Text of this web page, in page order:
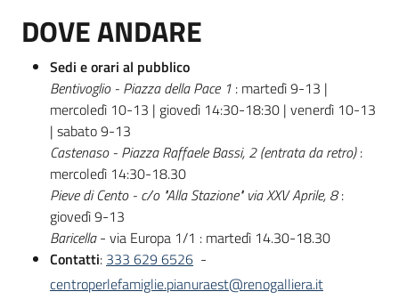
DOVE ANDARE
Sedi e orari al pubblico
Bentivoglio - Piazza della Pace 1 : martedì 9-13 |
mercoledì 10-13 | giovedì 14:30-18:30 | venerdì 10-13
| sabato 9-13
Castenaso - Piazza Raffaele Bassi, 2 (entrata da retro):
mercoledì 14:30-18.30
Pieve di Cento - c/o "Alla Stazione" via XXV Aprile, 8:
giovedì 9-13
Baricella- via Europa 1/1 : martedì 14.30-18.30
Contatti: 333 629 6526 -
centroperlefamiglie.pianuraest@renogalliera.it